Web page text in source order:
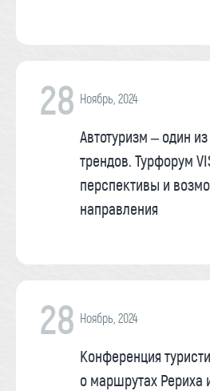
28 Ноябрь, 2024
Автотуризм – один
трендов. Турфорум
перспективы и
направления
28 Ноябрь, 2024
Конференция
о маршрутах Рериха